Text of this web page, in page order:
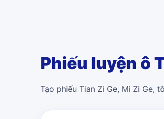
Phiếu luyện ô
Tạo phiếu Tian Zi Ge, Mi Zi Ge,